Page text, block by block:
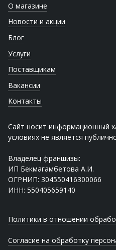
О магазине
Новости и акции
Блог
Услуги
Поставщикам
Вакансии
Контакты
Сайт носит информационный
условиях не является
Владелец франшизы:
ИП Бекмагамбетова А.И.
ОГРНИП: 304550416300066
ИНН: 550405659140
Политики в отношении
Согласие на обработку